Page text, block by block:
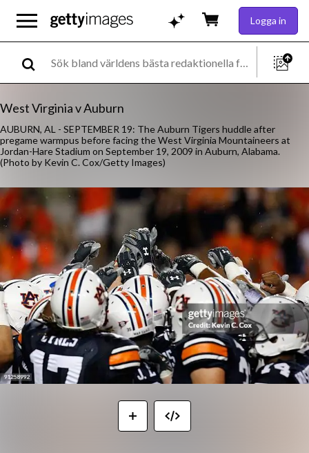
Logga in
West Virginia v Auburn
AUBURN, AL - SEPTEMBER 19: The Auburn Tigers huddle after
pregame warmpus before facing the West Virginia Mountaineers at
Jordan-Hare Stadium on September 19, 2009 in Auburn, Alabama.
(Photo by Kevin C. Cox/Getty Images)